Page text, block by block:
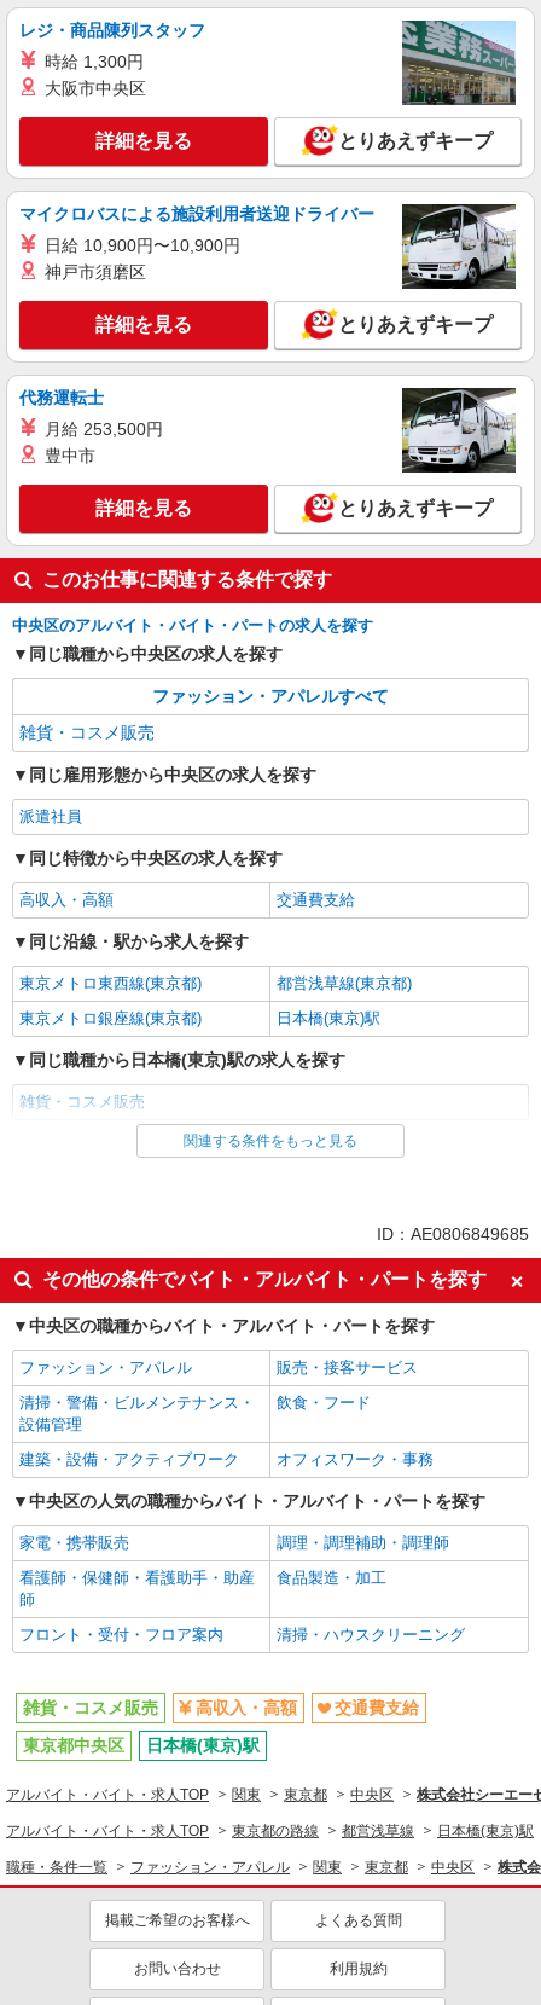
時給1540円〜1640円 ※経験・能力による
【月給例：254,100円】＝時給1,540円／実働
7.5H×22日勤務の場合 ※一例です。時給や勤務
キープ 詳細を見る
株式会社シーエーセールススタッフ/tkIY39600c
雑貨販売
通費全額＋残業代一分単位 ※時給1,600円×実働7
時間30分×22日勤務の場合。お時給は一例です。
ご経験により異なります。
銀座8丁目6-3
キープ 詳細を見る
派遣社員
株式会社シーエーセールススタッフ/tkHT16484a
雑貨販売
時給1500円〜1600円 ■経験値により掲載時給
より変動あります。
103-8001 東京都中央区日本橋室町1丁目4－1
キープ 詳細を見る
レジ・商品陳列スタッフ
時給 1,300円
大阪市中央区
詳細を見る とりあえずキープ
マイクロバスによる施設利用者送迎ドライバー
日給 10,900円〜10,900円
神戸市須磨区
詳細を見る とりあえずキープ
代務運転士
月給 253,500円
豊中市
詳細を見る とりあえずキープ
このお仕事に関連する条件で探す
中央区のアルバイト・バイト・パートの求人を探す
同じ職種から中央区の求人を探す
ファッション・アパレルすべて
雑貨・コスメ販売
同じ雇用形態から中央区の求人を探す
派遣社員
同じ特徴から中央区の求人を探す
高収入・高額 交通費支給
同じ沿線・駅から求人を探す
東京メトロ東西線(東京都)
都営浅草線(東京都)
東京メトロ銀座線(東京都)
日本橋(東京)駅
同じ職種から日本橋(東京)駅の求人を探す
雑貨・コスメ販売
同じ雇用形態から日本橋(東京)駅の求人を探す
高収入・高額 交通費支給
ファッション・アパレル
雑貨・コスメ販売
同じ特徴から求人を探す
交通費支給
関連する条件をもっと見る
ID：AE0806849685
その他の条件でバイト・アルバイト・パートを探す
中央区の職種からバイト・アルバイト・パートを探す
ファッション・アパレル
販売・接客サービス
清掃・警備・ビルメンテナンス・
設備管理
飲食・フード
建築・設備・アクティブワーク オフィスワーク・事務
中央区の人気の職種からバイト・アルバイト・パートを探す
家電・携帯販売
調理・調理補助・調理師
看護師・保健師・看護助手・助産
師
食品製造・加工
フロント・受付・フロア案内 清掃・ハウスクリーニング
雑貨・コスメ販売 高収入・高額
交通費支給
東京都中央区
日本橋(東京)駅
アルバイト・バイト・求人TOP 関東 東京都 中央区 株式会社シーエー
アルバイト・バイト・求人TOP 東京都の路線 都営浅草線 日本橋(東京)駅
職種・条件一覧 ファッション・アパレル 関東 東京都 中央区 株式
掲載ご希望のお客様へ よくある質問
お問い合わせ 利用規約